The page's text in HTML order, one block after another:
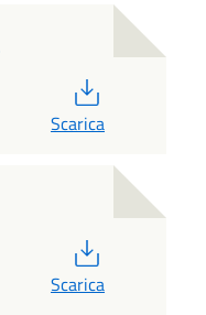
Scarica
Scarica